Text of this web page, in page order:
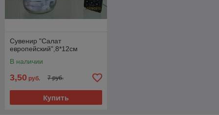
Сувенир "Салат
европейский",8*12см
В наличии
3,50 руб. 7 руб.
Купить